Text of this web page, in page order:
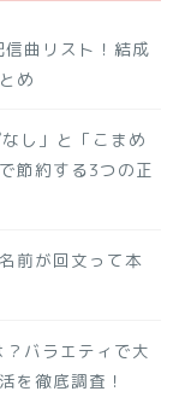
信曲リスト！結成
め
し」と「こまめ
節約する3つの正
前が回文って本
バラエティで大
を徹底調査！